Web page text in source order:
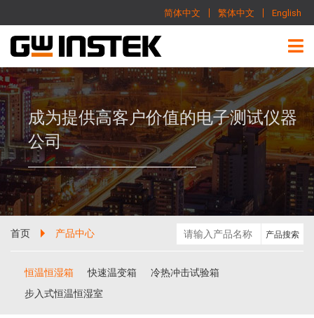
简体中文 繁体中文 English
成为提供高客户价值的电子测试仪器
公司
首页 产品中心
恒温恒湿箱 快速温变箱
冷热冲击试验箱
步入式恒温恒湿室